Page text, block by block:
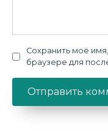
Сохранить моё
браузере для